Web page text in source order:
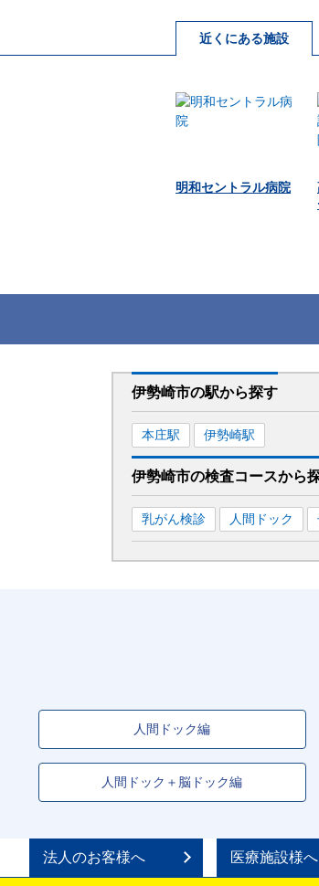
近くにある施設
明和セントラル病院
伊勢崎市の駅から探す
本庄駅 伊勢崎駅
伊勢崎市の検査コースから
乳がん検診 人間ドック
人間ドック編
人間ドック＋脳ドック編
法人のお客様へ 医療施設様へ